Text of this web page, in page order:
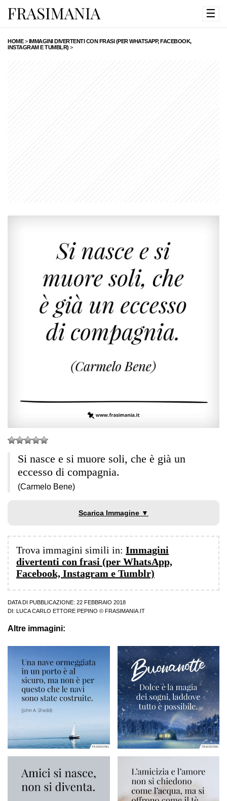
☰
HOME>IMMAGINI DIVERTENTI CON FRASI (PER WHATSAPP, FACEBOOK,
INSTAGRAM E TUMBLR) >
Si nasce e si muore soli, che è già un
eccesso di compagnia.
(Carmelo Bene)
Scarica Immagine ▼
Trova immagini simili in: Immagini
divertenti con frasi (per WhatsApp,
Facebook, Instagram e Tumblr)
DATA DI PUBBLICAZIONE: 22 FEBBRAIO 2018
DI:
LUCA CARLO ETTORE PEPINO © FRASIMANIA.IT
Altre immagini: